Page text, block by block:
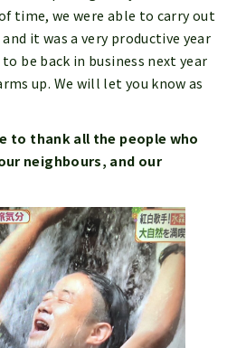
time, we were able to carry out
it was a very productive year
be back in business next year
up. We will let you know as
to thank all the people who
neighbours, and our